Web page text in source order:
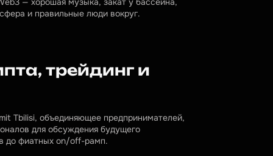
и правильные люди вокруг.
трейдинг и
Tbilisi, объединяющее предпринимателей,
для обсуждения будущего
до фиатных on/off-рамп.